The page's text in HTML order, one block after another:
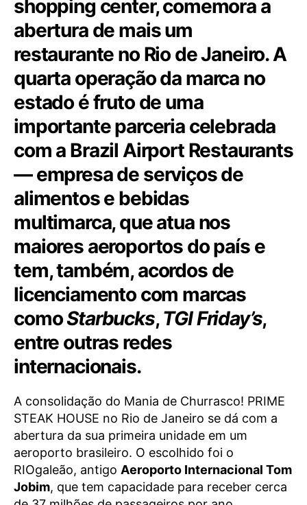
shopping center, comemora a
abertura de mais um
restaurante no Rio de Janeiro. A
quarta operação da marca no
estado é fruto de uma
importante parceria celebrada
com a Brazil Airport Restaurants
— empresa de serviços de
alimentos e bebidas
multimarca, que atua nos
maiores aeroportos do país e
tem, também, acordos de
licenciamento com marcas
comoStarbucks,TGI Friday’s,
entre outras redes
internacionais.
A consolidação do Mania de Churrasco! PRIME
STEAK HOUSE no Rio de Janeiro se dá com a
abertura da sua primeira unidade em um
aeroporto brasileiro. O escolhido foi o
RIOgaleão, antigo Aeroporto Internacional Tom
Jobim, que tem capacidade para receber cerca